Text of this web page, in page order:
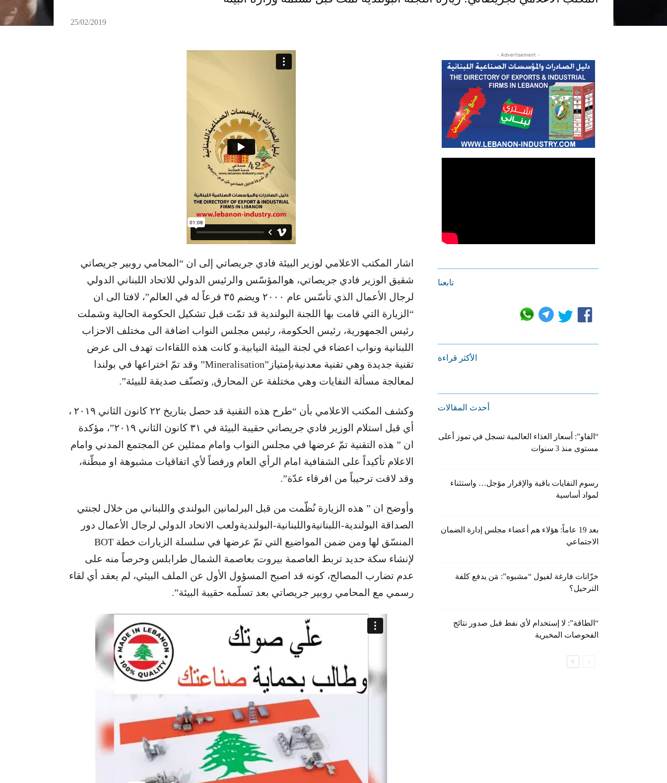
25/02/2019
اشار المكتب الاعلامي لوزير البيئة فادي جريصاتي إلى ان “المحامي روبير جريصاتي
شقيق الوزير فادي جريصاتي، هوالمؤسّس والرئيس الدولي للاتحاد اللبناني الدولي
لرجال الأعمال الذي تأسّس عام ٢٠٠٠ ويضم ٣٥ فرعاً له في العالم”، لافتا الى ان
“الزيارة التي قامت بها اللجنة البولندية قد تمّت قبل تشكيل الحكومة الحالية وشملت
رئيس الجمهورية، رئيس الحكومة، رئيس مجلس النواب اضافة الى مختلف الاحزاب
اللبنانية ونواب اعضاء في لجنة البيئة النيابية.و كانت هذه اللقاءات تهدف الى عرض
تقنية جديدة وهي تقنية معدنيةبإمتياز”Mineralisation” وقد تمّ اختراعها في بولندا
لمعالجة مسألة النفايات وهي مختلفة عن المحارق, وتصنّف صديقة للبيئة”.
وكشف المكتب الاعلامي بأن “طرح هذه التقنية قد حصل بتاريخ ٢٢ كانون الثاني ٢٠١٩ ،
أي قبل استلام الوزير فادي جريصاتي حقيبة البيئة في ٣١ كانون الثاني ٢٠١٩”، مؤكدة
ان ” هذه التقنية تمّ عرضها في مجلس النواب وامام ممثلين عن المجتمع المدني وامام
الاعلام تأكيداً على الشفافية امام الرأي العام ورفضاً لأي اتفاقيات مشبوهة او مبطّنة،
وقد لاقت ترحيباً من افرقاء عدّة”.
وأوضح ان ” هذه الزيارة نُظّمت من قبل البرلمانين البولندي واللبناني من خلال لجنتي
الصداقة البولندية-اللبنانيةواللبنانية-البولنديةولعب الاتحاد الدولي لرجال الأعمال دور
المنسّق لها ومن ضمن المواضيع التي تمّ عرضها في سلسلة الزيارات خطة BOT
لإنشاء سكة حديد تربط العاصمة بيروت بعاصمة الشمال طرابلس وحرصاً منه على
عدم تضارب المصالح، كونه قد اصبح المسؤول الأول عن الملف البيئي، لم يعقد أي لقاء
رسمي مع المحامي روبير جريصاتي بعد تسلّمه حقيبة البيئة”.
- Advertisement -
تابعنا
الأكثر قراءة
أحدث المقالات
“الفاو”: أسعار الغذاء العالمية تسجل في تموز أعلى
مستوى منذ 3 سنوات
رسوم النفايات باقية والإقرار مؤجل… واستثناء
لمواد أساسية
بعد 19 عاماً: هؤلاء هم أعضاء مجلس إدارة الضمان
الاجتماعي
خزّانات فارغة لفيول “مشبوه”: مَن يدفع كلفة
الترحيل؟
“الطاقة”: لا إستخدام لأي نفط قبل صدور نتائج
الفحوصات المخبرية